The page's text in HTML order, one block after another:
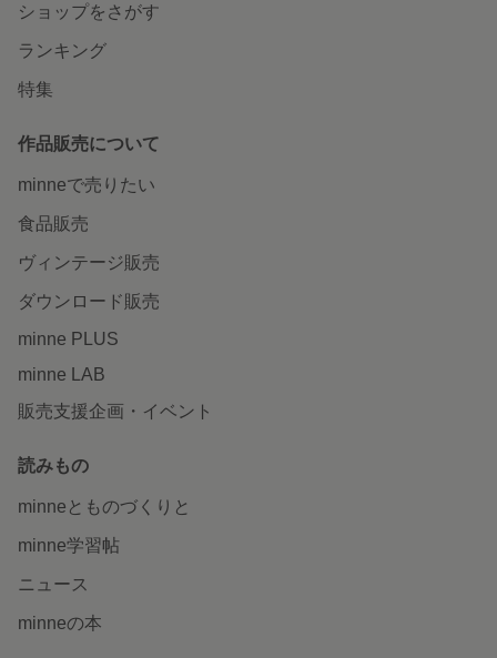
ショップをさがす
ランキング
特集
作品販売について
minneで売りたい
食品販売
ヴィンテージ販売
ダウンロード販売
minne PLUS
minne LAB
販売支援企画・イベント
読みもの
minneとものづくりと
minne学習帖
ニュース
minneの本